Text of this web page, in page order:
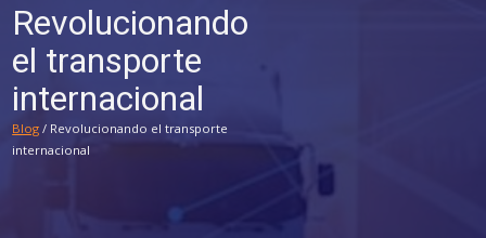
Revolucionando
el transporte
internacional
Blog / Revolucionando el transporte
internacional